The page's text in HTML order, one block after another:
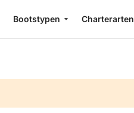
Bootstypen Charterarten